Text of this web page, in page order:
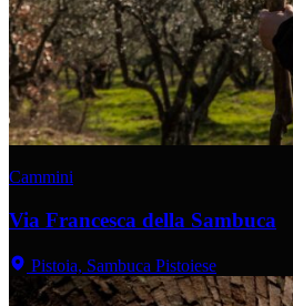
Cammini
Via Francesca della Sambuca
Pistoia, Sambuca Pistoiese